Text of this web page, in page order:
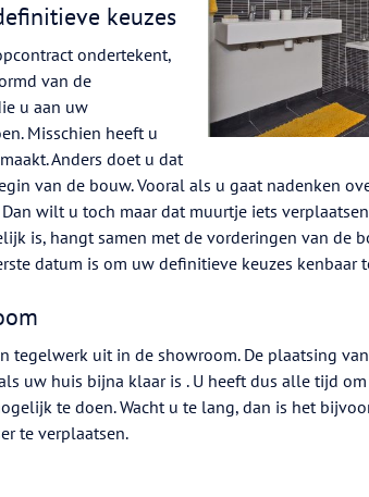
keuzes
ondertekent,
van de
u aan uw
Misschien heeft u
Anders doet u dat
van de bouw. Vooral als u gaat nadenken
wilt u toch maar dat muurtje iets
is, hangt samen met de vorderingen van de
datum is om uw definitieve keuzes kenbaar
tegelwerk uit in de showroom. De plaatsing
uw huis bijna klaar is . U heeft dus alle tijd om
te doen. Wacht u te lang, dan is het
te verplaatsen.